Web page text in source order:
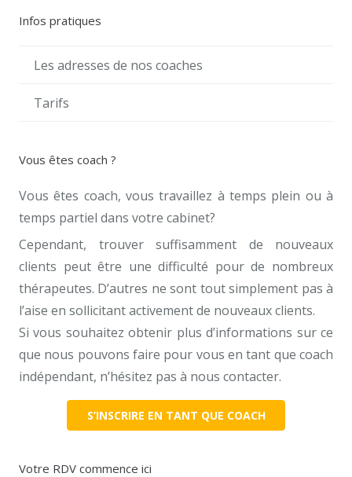
Infos pratiques
Les adresses de nos coaches
Tarifs
Vous êtes coach ?
Vous êtes coach, vous travaillez à temps plein ou à
temps partiel dans votre cabinet?
Cependant, trouver suffisamment de nouveaux
clients peut être une difficulté pour de nombreux
thérapeutes. D’autres ne sont tout simplement pas à
l’aise en sollicitant activement de nouveaux clients.
Si vous souhaitez obtenir plus d’informations sur ce
que nous pouvons faire pour vous en tant que coach
indépendant, n’hésitez pas à nous contacter.
S’INSCRIRE EN TANT QUE COACH
Votre RDV commence ici